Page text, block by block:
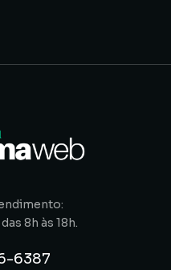
8h às 18h.
6387